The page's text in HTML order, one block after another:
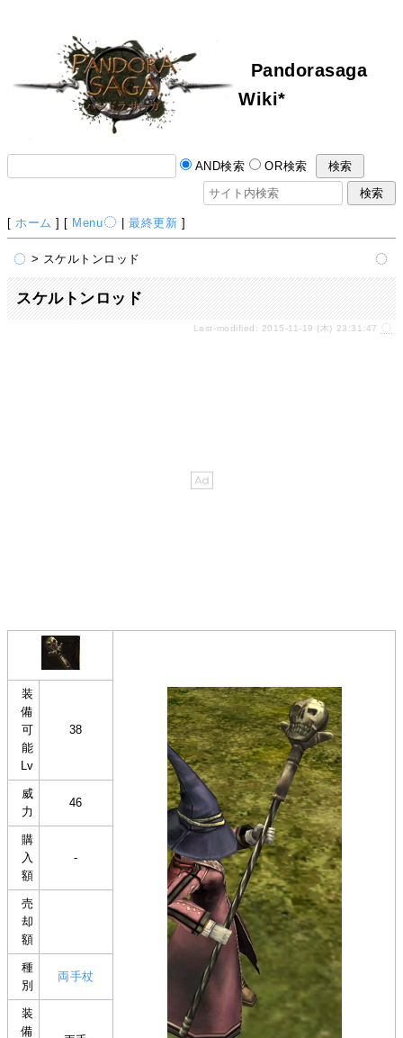
Pandorasaga
Wiki*
AND検索 OR検索
[ ホーム ] [ Menu |最終更新 ]
> スケルトンロッド
スケルトンロッド
Last-modified: 2015-11-19 (木) 23:31:47
装
備
可
能
Lv
38
威
力
46
購
入
額
-
売
却
額
種
別
両手杖
装
備